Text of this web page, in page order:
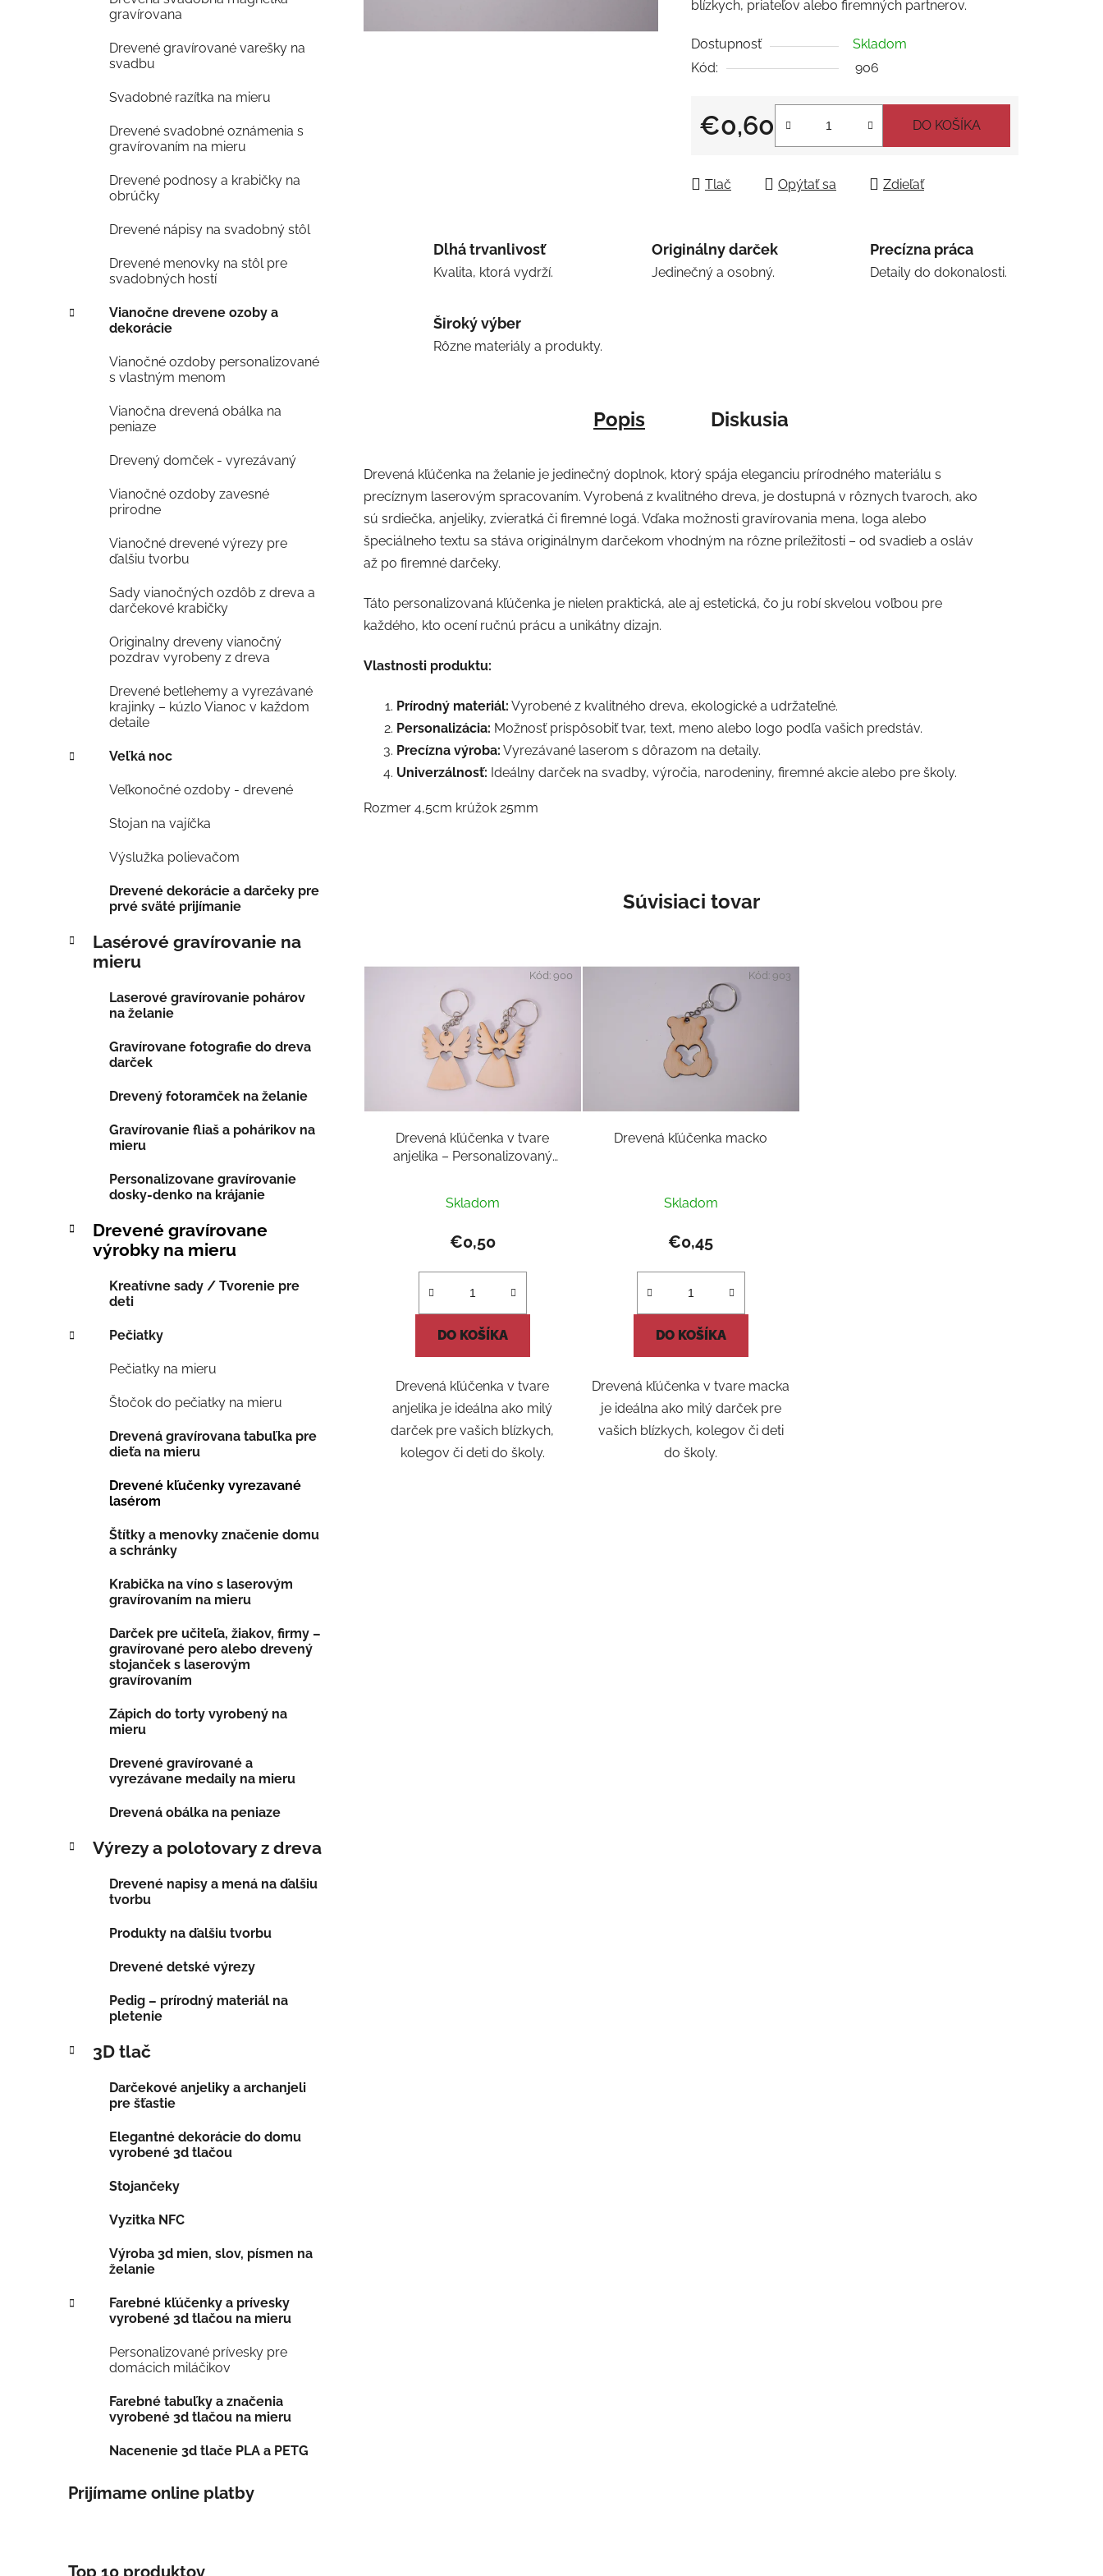
gravírovana
Drevené gravírované varešky na
svadbu
Svadobné razítka na mieru
Drevené svadobné oznámenia s
gravírovaním na mieru
Drevené podnosy a krabičky na
obrúčky
Drevené nápisy na svadobný stôl
Drevené menovky na stôl pre
svadobných hostí
Vianočne drevene ozoby a
dekorácie
Vianočné ozdoby personalizované
s vlastným menom
Vianočna drevená obálka na
peniaze
Drevený domček - vyrezávaný
Vianočné ozdoby zavesné
prirodne
Vianočné drevené výrezy pre
ďalšiu tvorbu
Sady vianočných ozdôb z dreva a
darčekové krabičky
Originalny dreveny vianočný
pozdrav vyrobeny z dreva
Drevené betlehemy a vyrezávané
krajinky – kúzlo Vianoc v každom
detaile
Veľká noc
Veľkonočné ozdoby - drevené
Stojan na vajíčka
Výslužka polievačom
Drevené dekorácie a darčeky pre
prvé sväté prijímanie
Lasérové gravírovanie na
mieru
Laserové gravírovanie pohárov
na želanie
Gravírovane fotografie do dreva
darček
Drevený fotoramček na želanie
Gravírovanie fliaš a pohárikov na
mieru
Personalizovane gravírovanie
dosky-denko na krájanie
Drevené gravírovane
výrobky na mieru
Kreatívne sady / Tvorenie pre
deti
Pečiatky
Pečiatky na mieru
Štočok do pečiatky na mieru
Drevená gravírovana tabuľka pre
dieťa na mieru
Drevené kľučenky vyrezavané
lasérom
Štítky a menovky značenie domu
a schránky
Krabička na víno s laserovým
gravírovaním na mieru
Darček pre učiteľa, žiakov, firmy –
gravírované pero alebo drevený
stojanček s laserovým
gravírovaním
Zápich do torty vyrobený na
mieru
Drevené gravírované a
vyrezávane medaily na mieru
Drevená obálka na peniaze
Výrezy a polotovary z dreva
Drevené napisy a mená na ďalšiu
tvorbu
Produkty na ďalšiu tvorbu
Drevené detské výrezy
Pedig – prírodný materiál na
pletenie
3D tlač
Darčekové anjeliky a archanjeli
pre šťastie
Elegantné dekorácie do domu
vyrobené 3d tlačou
Stojančeky
Vyzitka NFC
Výroba 3d mien, slov, písmen na
želanie
Farebné kľúčenky a prívesky
vyrobené 3d tlačou na mieru
Personalizované prívesky pre
domácich miláčikov
Farebné tabuľky a značenia
vyrobené 3d tlačou na mieru
Nacenenie 3d tlače PLA a PETG
Prijímame online platby
Top 10 produktov
z
hviezdičiek.
blízkych, priateľov alebo firemných partnerov.
Dostupnosť
Skladom
Kód:
906
€0,60
Jednotková cena:
DO KOŠÍKA
Tlač Opýtať sa Zdieľať
Dlhá trvanlivosť
Kvalita, ktorá vydrží.
Originálny darček
Jedinečný a osobný.
Precízna práca
Detaily do dokonalosti.
Široký výber
Rôzne materiály a produkty.
Popis Diskusia
Drevená kľúčenka na želanie je jedinečný doplnok, ktorý spája eleganciu prírodného materiálu s
precíznym laserovým spracovaním. Vyrobená z kvalitného dreva, je dostupná v rôznych tvaroch, ako
sú srdiečka, anjeliky, zvieratká či firemné logá. Vďaka možnosti gravírovania mena, loga alebo
špeciálneho textu sa stáva originálnym darčekom vhodným na rôzne príležitosti – od svadieb a osláv
až po firemné darčeky.
Táto personalizovaná kľúčenka je nielen praktická, ale aj estetická, čo ju robí skvelou voľbou pre
každého, kto ocení ručnú prácu a unikátny dizajn.
Vlastnosti produktu:
Prírodný materiál: Vyrobené z kvalitného dreva, ekologické a udržateľné.
Personalizácia: Možnosť prispôsobiť tvar, text, meno alebo logo podľa vašich predstáv.
Precízna výroba: Vyrezávané laserom s dôrazom na detaily.
Univerzálnosť: Ideálny darček na svadby, výročia, narodeniny, firemné akcie alebo pre školy.
Rozmer 4,5cm krúžok 25mm
Súvisiaci tovar
Drevená kľúčenka v tvare
anjelika – Personalizovaný
hodnotenie
z
hviezdičiek.
Skladom
€0,50
DO KOŠÍKA
Drevená kľúčenka v tvare
anjelika je ideálna ako milý
darček pre vašich blízkych,
kolegov či deti do školy.
Kód:900
Drevená kľúčenka macko
Skladom
€0,45
DO KOŠÍKA
Drevená kľúčenka v tvare macka
je ideálna ako milý darček pre
vašich blízkych, kolegov či deti
do školy.
Kód:903